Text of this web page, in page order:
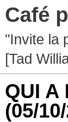
Café
"Invite la
[Tad
QUI A
(05/